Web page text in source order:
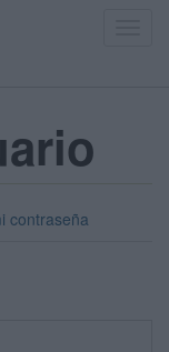
contraseña